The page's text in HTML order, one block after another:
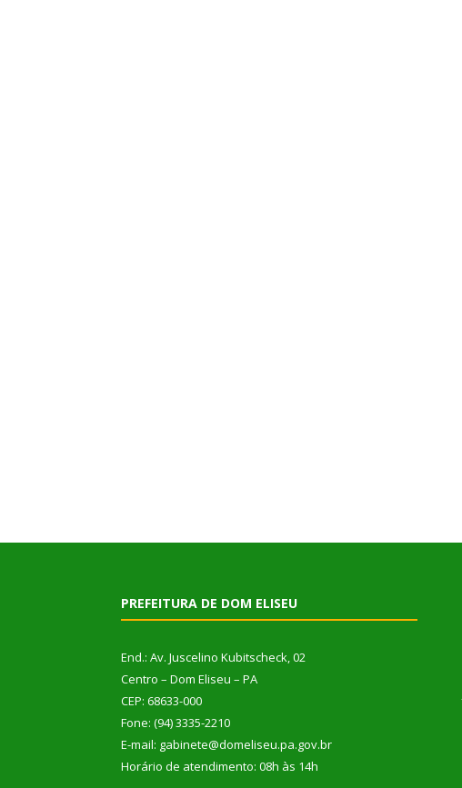
PREFEITURA DE DOM ELISEU
End.: Av. Juscelino Kubitscheck, 02
Centro – Dom Eliseu – PA
CEP: 68633-000
Fone: (94) 3335-2210
E-mail: gabinete@domeliseu.pa.gov.br
Horário de atendimento: 08h às 14h